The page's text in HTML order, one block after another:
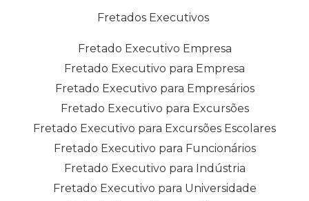
Fretados Executivos
Fretado Executivo Empresa
Fretado Executivo para Empresa
Fretado Executivo para Empresários
Fretado Executivo para Excursões
Fretado Executivo para Excursões Escolares
Fretado Executivo para Funcionários
Fretado Executivo para Indústria
Fretado Executivo para Universidade